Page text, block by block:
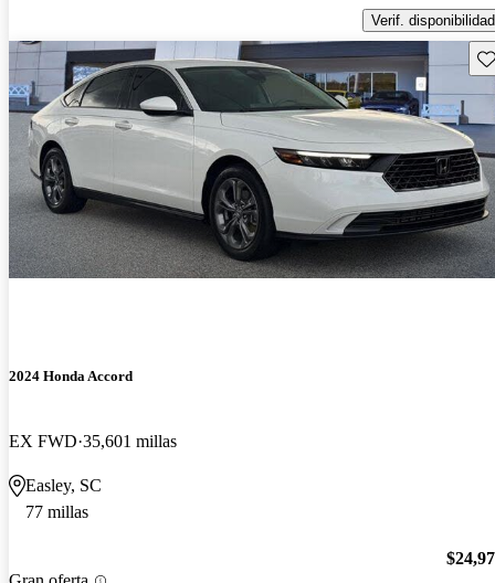
Verif. disponibilidad
2024 Honda Accord
EX FWD 35,601 millas
Easley, SC
77 millas